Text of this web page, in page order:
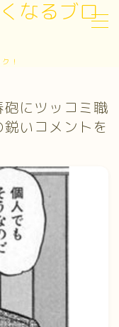
なるブロ
！
砲にツッコミ職
いコメントを